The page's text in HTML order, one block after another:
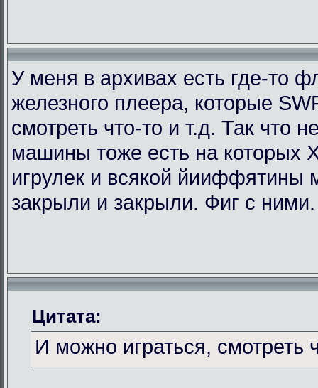
У меня в архивах есть где-то
железного плеера, которые
смотреть что-то и т.д. Так что
машины тоже есть на которых
игрулек и всякой
закрыли и закрыли. Фиг с ними.
Цитата:
И можно играться, смотреть